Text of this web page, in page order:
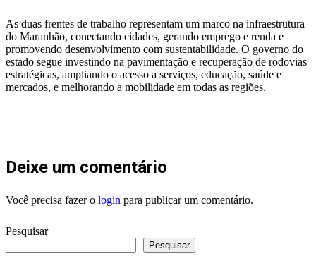
As duas frentes de trabalho representam um marco na infraestrutura
do Maranhão, conectando cidades, gerando emprego e renda e
promovendo desenvolvimento com sustentabilidade. O governo do
estado segue investindo na pavimentação e recuperação de rodovias
estratégicas, ampliando o acesso a serviços, educação, saúde e
mercados, e melhorando a mobilidade em todas as regiões.
Deixe um comentário
Você precisa fazer o login para publicar um comentário.
Pesquisar
Pesquisar